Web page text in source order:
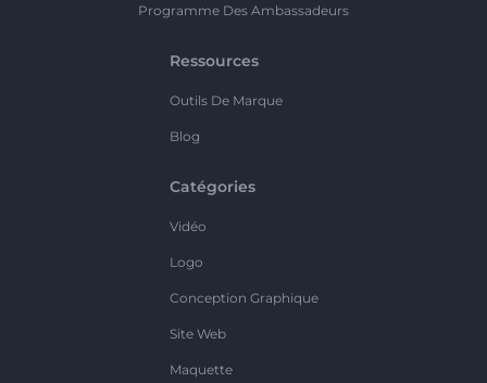
Programme Des Ambassadeurs
Ressources
Outils De Marque
Blog
Catégories
Vidéo
Logo
Conception Graphique
Site Web
Maquette